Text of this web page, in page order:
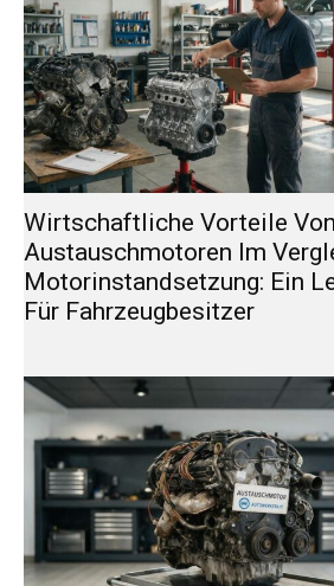
Wirtschaftliche Vorteile Von
Austauschmotoren Im
Motorinstandsetzung: Ein
Für Fahrzeugbesitzer